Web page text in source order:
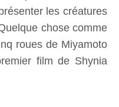
les créatures
chose comme
roues de Miyamoto
film de Shynia